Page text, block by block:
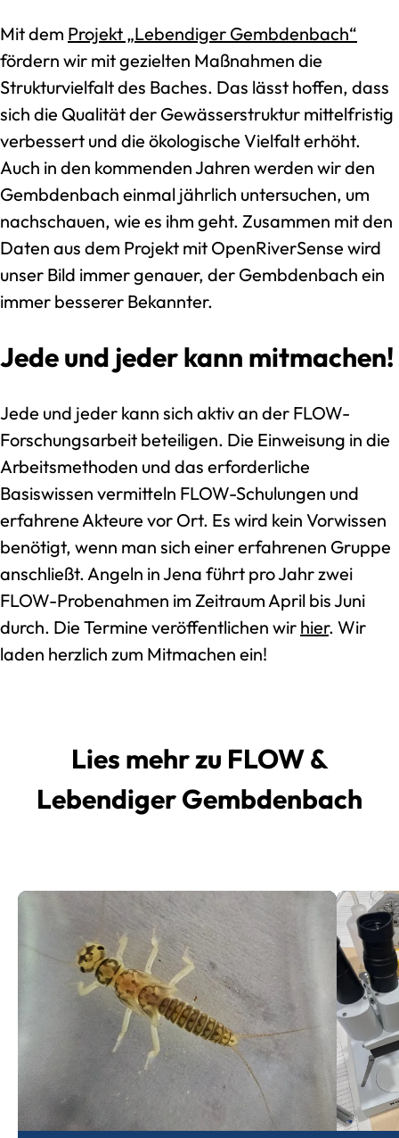
Mit dem Projekt „Lebendiger Gembdenbach“
fördern wir mit gezielten Maßnahmen die
Strukturvielfalt des Baches. Das lässt hoffen, dass
sich die Qualität der Gewässerstruktur mittelfristig
verbessert und die ökologische Vielfalt erhöht.
Auch in den kommenden Jahren werden wir den
Gembdenbach einmal jährlich untersuchen, um
nachschauen, wie es ihm geht. Zusammen mit den
Daten aus dem Projekt mit OpenRiverSense wird
unser Bild immer genauer, der Gembdenbach ein
immer besserer Bekannter.
Jede und jeder kann mitmachen!
Jede und jeder kann sich aktiv an der FLOW-
Forschungsarbeit beteiligen. Die Einweisung in die
Arbeitsmethoden und das erforderliche
Basiswissen vermitteln FLOW-Schulungen und
erfahrene Akteure vor Ort. Es wird kein Vorwissen
benötigt, wenn man sich einer erfahrenen Gruppe
anschließt. Angeln in Jena führt pro Jahr zwei
FLOW-Probenahmen im Zeitraum April bis Juni
durch. Die Termine veröffentlichen wir hier. Wir
laden herzlich zum Mitmachen ein!
Lies mehr zu FLOW &
Lebendiger Gembdenbach